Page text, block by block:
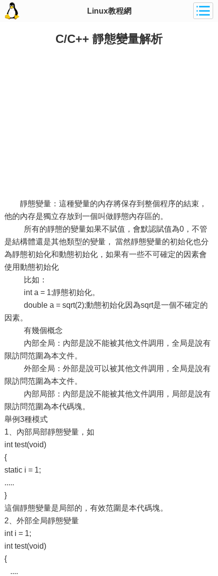
Linux教程網
C/C++ 靜態變量解析
靜態變量：這種變量的內存將保存到整個程序的結束，
他的內存是獨立存放到一個叫做靜態內存區的。
所有的靜態的變量如果不賦值，會默認賦值為0，不管
是結構體還是其他類型的變量， 當然靜態變量的初始化也分
為靜態初始化和動態初始化，如果有一些不可確定的因素會
使用動態初始化
比如：
int a = 1;靜態初始化。
double a = sqrt(2);動態初始化因為sqrt是一個不確定的
因素。
有幾個概念
內部全局：內部是說不能被其他文件調用，全局是說有
限訪問范圍為本文件。
外部全局：外部是說可以被其他文件調用，全局是說有
限訪問范圍為本文件。
內部局部：內部是說不能被其他文件調用，局部是說有
限訪問范圍為本代碼塊。
舉例3種模式
1、內部局部靜態變量，如
int test(void)
{
static i = 1;
.....
}
這個靜態變量是局部的，有效范圍是本代碼塊。
2、外部全局靜態變量
int i = 1;
int test(void)
{
....